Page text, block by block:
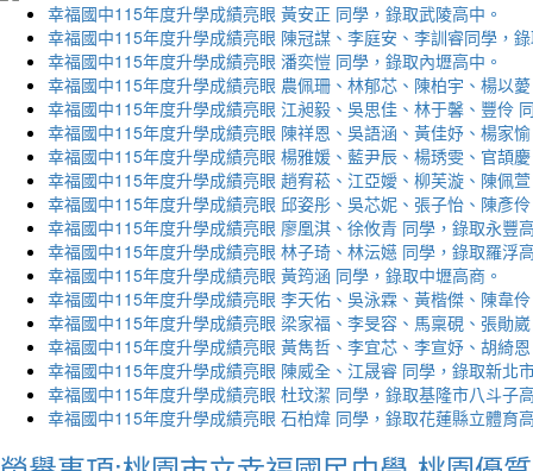
幸福國中115年度升學成績亮眼 黃安正 同學，錄取武陵高中。
幸福國中115年度升學成績亮眼 陳冠謀、李庭安、李訓睿同學，
幸福國中115年度升學成績亮眼 潘奕愷 同學，錄取內壢高中。
幸福國中115年度升學成績亮眼 農佩珊、林郁芯、陳柏宇、楊以
幸福國中115年度升學成績亮眼 江昶毅、吳思佳、林于馨、豐伶
幸福國中115年度升學成績亮眼 陳祥恩、吳語涵、黃佳妤、楊家
幸福國中115年度升學成績亮眼 楊雅媛、藍尹辰、楊琇雯、官頡
幸福國中115年度升學成績亮眼 趙宥菘、江亞嬡、柳芙漩、陳佩
幸福國中115年度升學成績亮眼 邱姿彤、吳芯妮、張子怡、陳彥
幸福國中115年度升學成績亮眼 廖凰淇、徐攸青 同學，錄取永豐
幸福國中115年度升學成績亮眼 林子琦、林沄嬨 同學，錄取羅浮
幸福國中115年度升學成績亮眼 黃筠涵 同學，錄取中壢高商。
幸福國中115年度升學成績亮眼 李天佑、吳泳霖、黃楷傑、陳韋
幸福國中115年度升學成績亮眼 梁家福、李旻容、馬稟硯、張勛
幸福國中115年度升學成績亮眼 黃雋哲、李宜芯、李宣妤、胡綺
幸福國中115年度升學成績亮眼 陳威全、江晟睿 同學，錄取新北
幸福國中115年度升學成績亮眼 杜玟潔 同學，錄取基隆市八斗子
幸福國中115年度升學成績亮眼 石柏煒 同學，錄取花蓮縣立體育